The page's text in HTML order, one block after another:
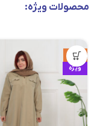
محصولات ویژه:
حراج
ویژه